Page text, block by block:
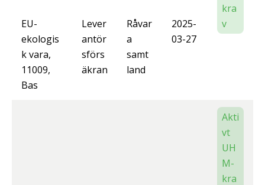
EU-
ekologis
k vara,
11009,
Bas
Lever
antör
sförs
äkran
Råvar
a
samt
land
2025-
03-27
kra
v
Akti
vt
UH
M-
kra